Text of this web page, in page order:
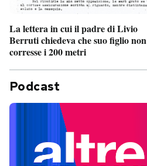
La lettera in cui il padre di Livio
Berruti chiedeva che suo figlio non
corresse i 200 metri
Podcast